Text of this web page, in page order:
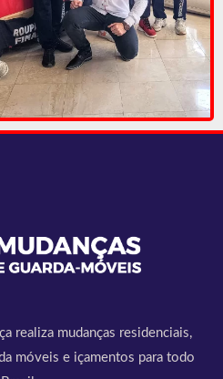
realiza mudanças residenciais,
móveis e içamentos para todo